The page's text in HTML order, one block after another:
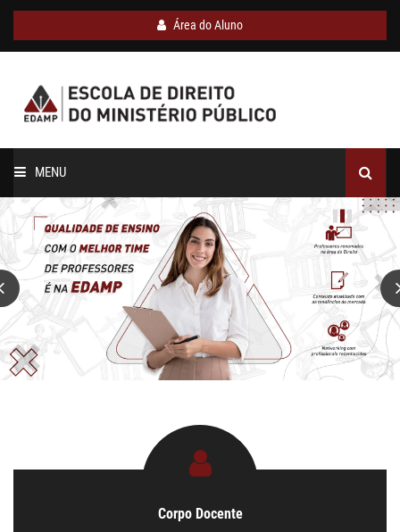
Área do Aluno
MENU
INÍCIO
SOBRE A EDAMP
CURSOS
CORPO DOCENTE
CONTATO
Corpo Docente